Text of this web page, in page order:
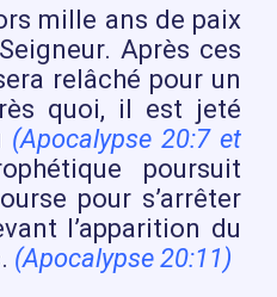
mille ans de paix
Après ces
relâché pour un
quoi, il est jeté
(Apocalypse 20:7 et
poursuit
pour s’arrêter
l’apparition du
(Apocalypse 20:11)